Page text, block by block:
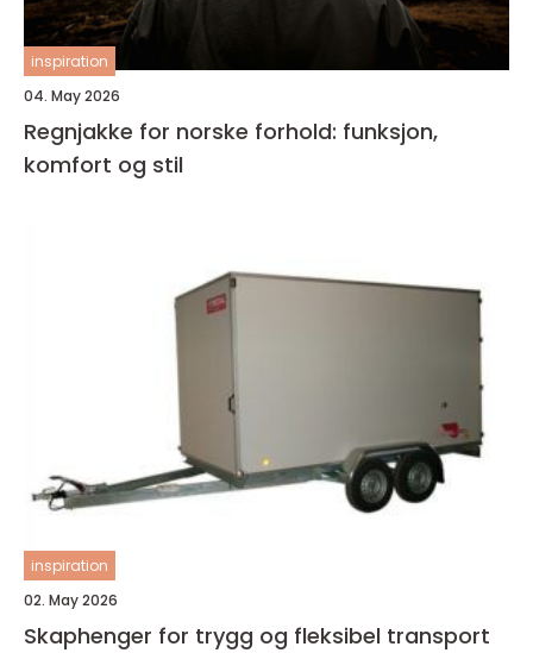
inspiration
04. May 2026
Regnjakke for norske forhold: funksjon,
komfort og stil
inspiration
02. May 2026
Skaphenger for trygg og fleksibel transport